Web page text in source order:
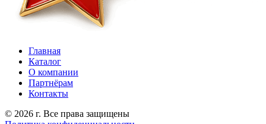
Главная
Каталог
О компании
Партнёрам
Контакты
© 2026 г. Все права защищены